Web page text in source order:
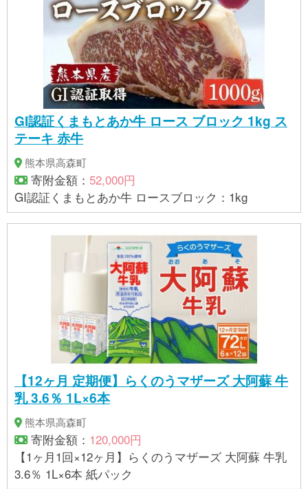
GI認証くまもとあか牛 ロース ブロック 1kg ス
テーキ 赤牛
熊本県高森町
寄附金額： 52,000円
GI認証くまもとあか牛 ロースブロック：1kg
【12ヶ月 定期便】らくのうマザーズ 大阿蘇 牛
乳 3.6％ 1L×6本
熊本県高森町
寄附金額： 120,000円
【1ヶ月1回×12ヶ月】らくのうマザーズ 大阿蘇 牛乳
3.6％ 1L×6本 紙パック